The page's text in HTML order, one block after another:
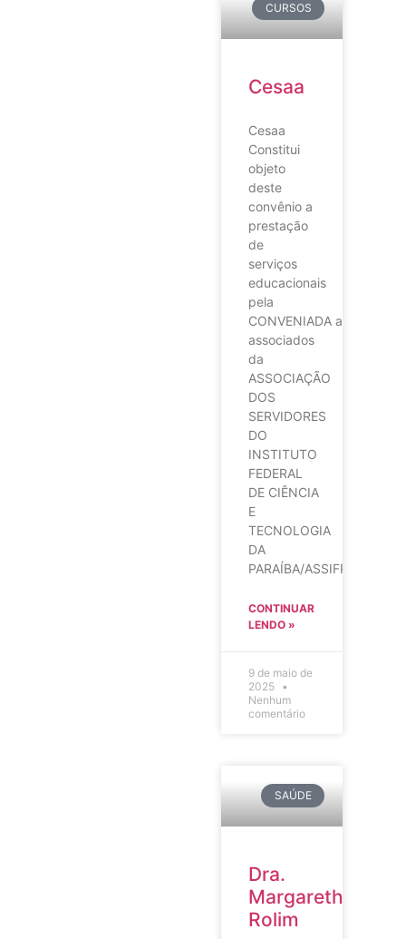
CURSOS
Cesaa
Cesaa
Constitui
objeto
deste
convênio a
prestação
de
serviços
educacionais
pela
CONVENIADA aos
associados
da
ASSOCIAÇÃO
DOS
SERVIDORES
DO
INSTITUTO
FEDERAL
DE CIÊNCIA
E
TECNOLOGIA
DA
PARAÍBA/ASSIFPB
CONTINUAR
LENDO »
9 de maio de
2025
Nenhum
comentário
SAÚDE
Dra.
Margareth
Rolim